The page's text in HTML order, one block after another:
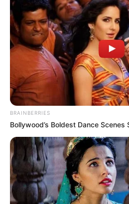
trembler . Et c’est cette
que Nordine devrait vivre
comédien confie à Télé
dans les mois à venir
pour Nordine et Martin. On
séquences avec Franck à
l’écriture, mais là, ce qui
leur vie personnelle et
commissariat».
BRAINBERRIES
Bollywood’s Boldest Dance Scenes